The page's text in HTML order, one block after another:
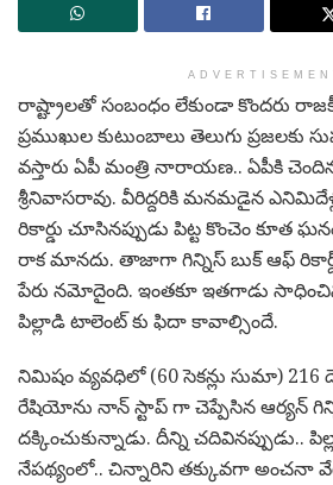
రాష్ట్రాలతో సంబంధం లేకుండా కొందరు
ప్రముఖుల కుటుంబాలు తెలుగు ప్రజలకు
వస్తారు ఏపీ మంత్రి నారాయణ.. ఏపీకి
శ్రీనివాసరావు. వీరిద్దరికి మనమడైన
రికార్డు చూసినప్పుడు పిట్ట కొంచెం కూత
రాక మానదు. తాజాగా గిన్నిస్ బుక్ ఆఫ్
పేరు నమోదైంది. ఇంతకూ ఇతగాడు సాధించిన
పిల్లాడి టాలెంట్ కు ఫిదా కావాల్సిందే.
నిమిషం వ్యవధిలో (60 సెకన్లు సుమా) 216
రేషియోను నాన్ స్టాప్ గా చెప్పేసిన ఆర్యన్
దక్కించుకున్నాడు. దీన్ని చదివినప్పుడు..
నేపథ్యంలో.. చిన్నారిని తక్కువగా